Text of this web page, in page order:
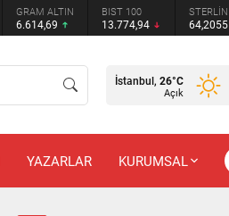
GRAM ALTIN
6.614,69
BIST 100
13.774,94
STERLİN
64,2055
İstanbul, 26°C
Açık
YAZARLAR KURUMSAL